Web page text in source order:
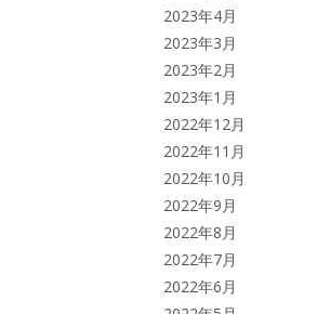
2023年4月
2023年3月
2023年2月
2023年1月
2022年12月
2022年11月
2022年10月
2022年9月
2022年8月
2022年7月
2022年6月